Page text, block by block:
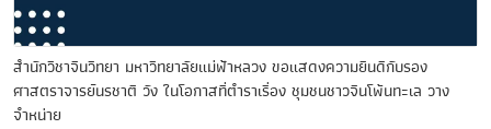
สำนักวิชาจีนวิทยา มหาวิทยาลัยแม่ฟ้าหลวง ขอแสดงความยินดีกับรอง
ศาสตราจารย์นรชาติ วัง ในโอกาสที่ตำราเรื่อง ชุมชนชาวจีนโพ้นทะเล วาง
จำหน่าย